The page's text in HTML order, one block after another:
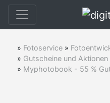
» Fotoservice »
» Gutscheine und
» Myphotobook - 55 %